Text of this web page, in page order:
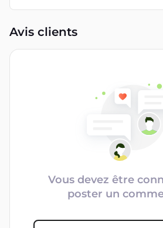
Avis clients
Vous devez être
poster un